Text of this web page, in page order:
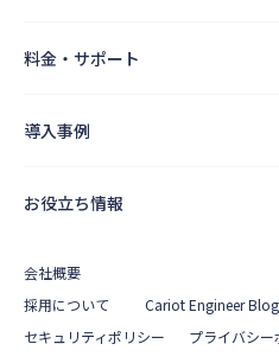
料金・サポート
導入事例
お役立ち情報
会社概要
採用について
Cariot Engineer Blog
セキュリティポリシー
プライバシー